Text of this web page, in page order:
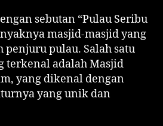
sebutan “Pulau Seribu
masjid-masjid yang
penjuru pulau. Salah satu
terkenal adalah Masjid
yang dikenal dengan
yang unik dan